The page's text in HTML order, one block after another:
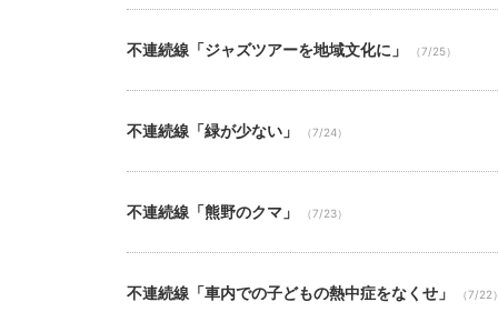
不連続線「ジャズツアーを地域文化に」 （7/25）
不連続線「緑が少ない」 （7/24）
不連続線「熊野のクマ」 （7/23）
不連続線「車内での子どもの熱中症をなくせ」 （7/22